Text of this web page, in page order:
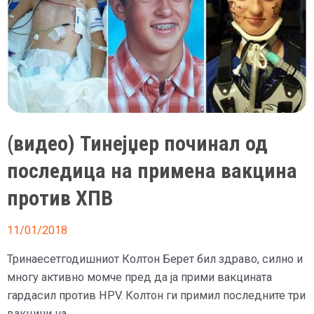
(видео) Тинејџер починал од
последица на примена вакцина
против ХПВ
11/01/2018
Тринаесетгодишниот Колтон Берет бил здраво, силно и
многу активно момче пред да ја прими вакцината
гардасил против HPV. Колтон ги примил последните три